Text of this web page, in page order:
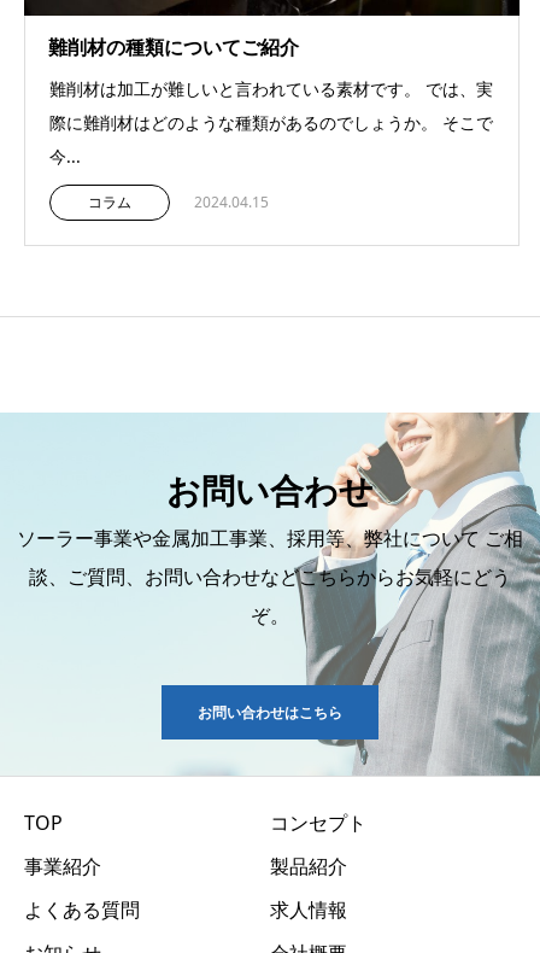
難削材の種類についてご紹介
難削材は加工が難しいと言われている素材です。 では、実
際に難削材はどのような種類があるのでしょうか。 そこで
今...
コラム 2024.04.15
お問い合わせ
ソーラー事業や金属加工事業、採用等、弊社について ご相
談、ご質問、お問い合わせなどこちらからお気軽にどう
ぞ。
お問い合わせはこちら
TOP
コンセプト
事業紹介
製品紹介
よくある質問
求人情報